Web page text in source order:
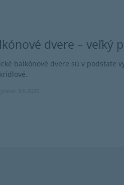
dvere – veľký
balkónové dvere sú v podstate